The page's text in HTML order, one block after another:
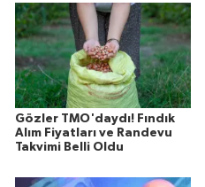
Gözler TMO'daydı! Fındık
Alım Fiyatları ve Randevu
Takvimi Belli Oldu